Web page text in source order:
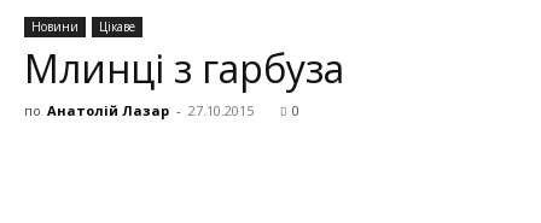
Новини Цікаве
Млинці з гарбуза
по Анатолій Лазар - 27.10.2015 0